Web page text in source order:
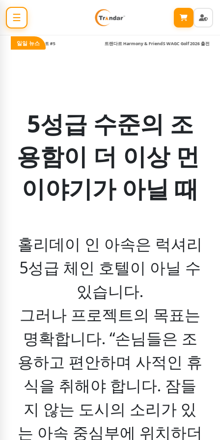
☰
일일 뉴스
무비 나이트 #5 트랜다르 Harmony & FriendS WAGC Golf 2026 출전
5성급 수준의 조
용함이 더 이상 먼
이야기가 아닐 때
홀리데이 인 아속은 럭셔리
5성급 체인 호텔이 아닐 수
있습니다.
그러나 프로젝트의 목표는
명확합니다. “손님들은 조
용하고 편안하며 사적인 휴
식을 취해야 합니다. 잠들
지 않는 도시의 소리가 있
는 아속 중심부에 위치하더